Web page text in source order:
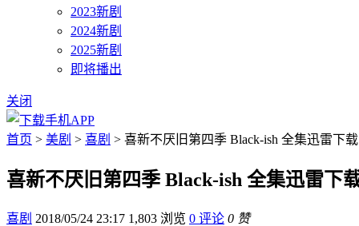
2023新剧
2024新剧
2025新剧
即将播出
关闭
首页 > 美剧 > 喜剧 > 喜新不厌旧第四季 Black-ish 全集迅雷下载
喜新不厌旧第四季 Black-ish 全集迅雷下
喜剧 2018/05/24 23:17 1,803 浏览 0 评论 0 赞